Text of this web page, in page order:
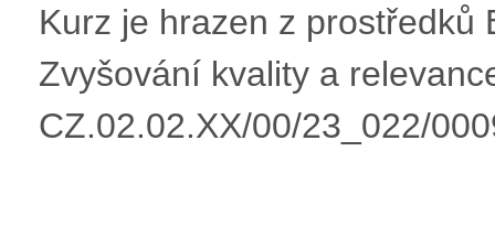
Kurz je hrazen z prostředků
Zvyšování kvality a
CZ.02.02.XX/00/23_022/